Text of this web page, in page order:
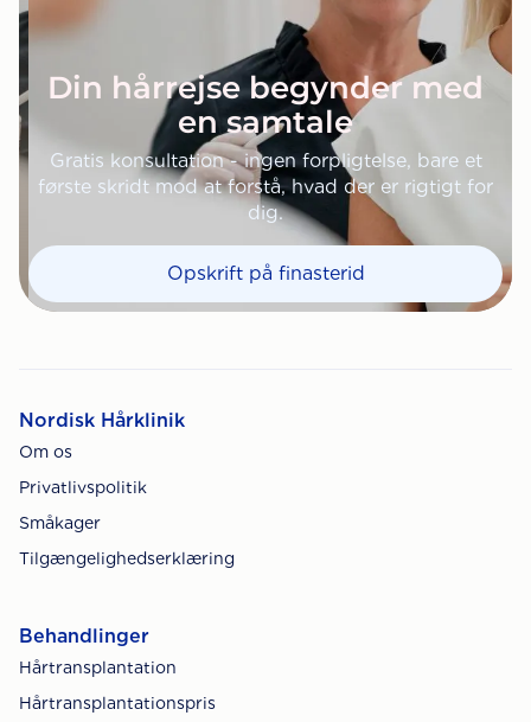
Din hårrejse begynder med
en samtale
Gratis konsultation - ingen forpligtelse, bare et
første skridt mod at forstå, hvad der er rigtigt for
dig.
Opskrift på finasterid
Nordisk Hårklinik
Om os
Privatlivspolitik
Småkager
Tilgængelighedserklæring
Behandlinger
Hårtransplantation
Hårtransplantationspris